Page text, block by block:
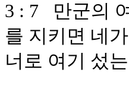
3 : 7 만군의
를 지키면 네
너로 여기 섰